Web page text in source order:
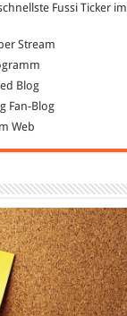
Fussi Ticker im
Stream
Blog
Fan-Blog
Web